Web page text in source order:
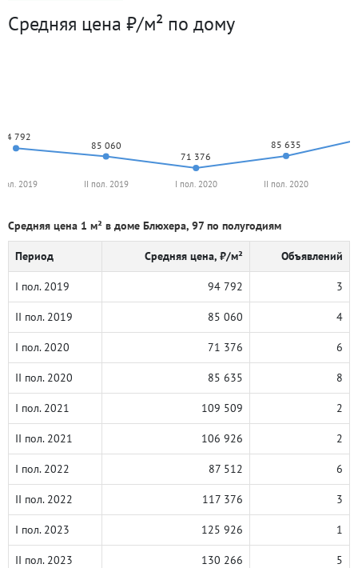
Средняя цена ₽/м² по дому
94 792
85 060
71 376
85 635
2019 II пол. 2019 I пол. 2020 II пол. 2020
Средняя цена 1 м² в доме Блюхера, 97 по полугодиям
Период Средняя цена, ₽/м² Объявлений
I пол. 2019 94 792 3
II пол. 2019 85 060 4
I пол. 2020 71 376 6
II пол. 2020 85 635 8
I пол. 2021 109 509 2
II пол. 2021 106 926 2
I пол. 2022 87 512 6
II пол. 2022 117 376 3
I пол. 2023 125 926 1
II пол. 2023 130 266 5